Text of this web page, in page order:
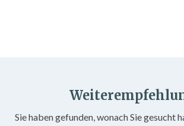
Sie haben gefunden, wonach Sie gesucht